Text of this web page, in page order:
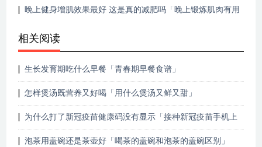
晚上健身增肌效果最好 这是真的减肥吗「晚上锻炼肌肉有用
相关阅读
生长发育期吃什么早餐「青春期早餐食谱」
怎样煲汤既营养又好喝「用什么煲汤又鲜又甜」
为什么打了新冠疫苗健康码没有显示「接种新冠疫苗手机上
泡茶用盖碗还是茶壶好「喝茶的盖碗和泡茶的盖碗区别」